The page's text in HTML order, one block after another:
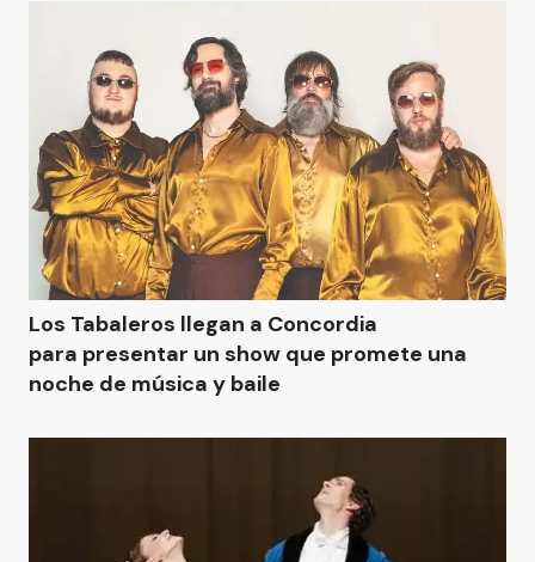
Los Tabaleros llegan a Concordia
para presentar un show que promete una
noche de música y baile